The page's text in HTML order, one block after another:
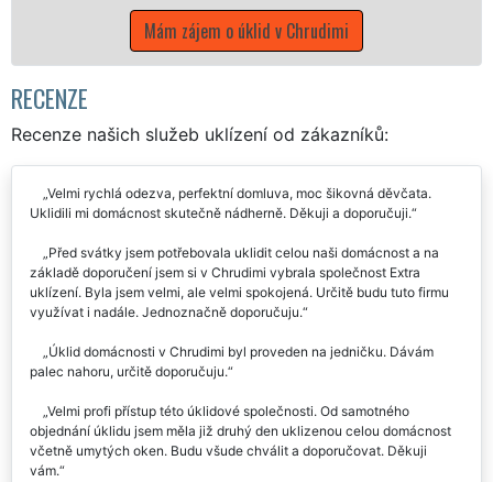
Mám zájem o úklid v Chrudimi
RECENZE
Recenze našich služeb uklízení od zákazníků:
Velmi rychlá odezva, perfektní domluva, moc šikovná děvčata.
Uklidili mi domácnost skutečně nádherně. Děkuji a doporučuji.
Před svátky jsem potřebovala uklidit celou naši domácnost a na
základě doporučení jsem si v Chrudimi vybrala společnost Extra
uklízení. Byla jsem velmi, ale velmi spokojená. Určitě budu tuto firmu
využívat i nadále. Jednoznačně doporučuju.
Úklid domácnosti v Chrudimi byl proveden na jedničku. Dávám
palec nahoru, určitě doporučuju.
Velmi profi přístup této úklidové společnosti. Od samotného
objednání úklidu jsem měla již druhý den uklizenou celou domácnost
včetně umytých oken. Budu všude chválit a doporučovat. Děkuji
vám.